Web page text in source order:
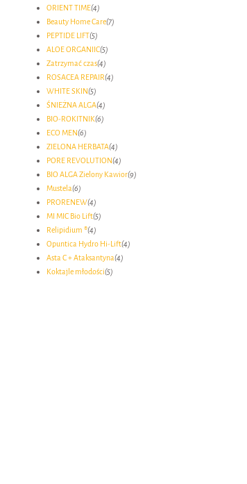
ORIENT TIME(4)
Beauty Home Care(7)
PEPTIDE LIFT(5)
ALOE ORGANIIC(5)
Zatrzymać czas(4)
ROSACEA REPAIR(4)
WHITE SKIN(5)
ŚNIEŻNA ALGA(4)
BIO-ROKITNIK(6)
ECO MEN(6)
ZIELONA HERBATA(4)
PORE REVOLUTION(4)
BIO ALGA Zielony Kawior(9)
Mustela(6)
PRORENEW(4)
MI MIC Bio Lift(5)
Relipidium ®(4)
Opuntica Hydro Hi-Lift(4)
Asta C + Ataksantyna(4)
Koktajle młodości(5)